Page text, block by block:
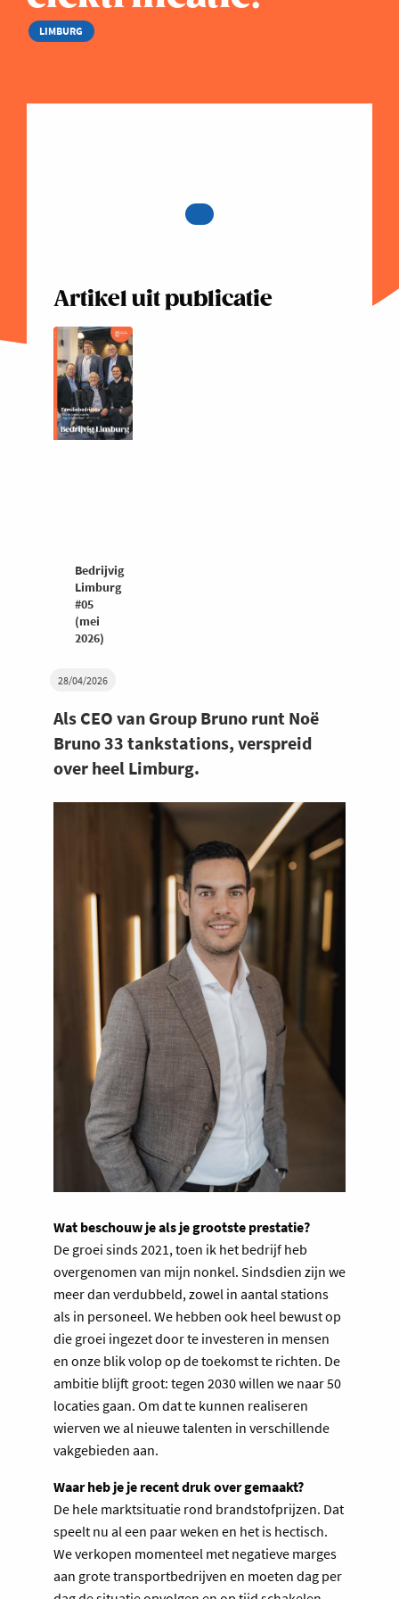
LIMBURG
28/04/2026
Als CEO van Group Bruno runt Noë
Bruno 33 tankstations, verspreid
over heel Limburg.
Wat beschouw je als je grootste prestatie?
De groei sinds 2021, toen ik het bedrijf heb
overgenomen van mijn nonkel. Sindsdien zijn we
meer dan verdubbeld, zowel in aantal stations
als in personeel. We hebben ook heel bewust op
die groei ingezet door te investeren in mensen
en onze blik volop op de toekomst te richten. De
ambitie blijft groot: tegen 2030 willen we naar 50
locaties gaan. Om dat te kunnen realiseren
wierven we al nieuwe talenten in verschillende
vakgebieden aan.
Waar heb je je recent druk over gemaakt?
De hele marktsituatie rond brandstofprijzen. Dat
speelt nu al een paar weken en het is hectisch.
We verkopen momenteel met negatieve marges
aan grote transportbedrijven en moeten dag per
Artikel uit publicatie
Bedrijvig
Limburg
#05
(mei
2026)